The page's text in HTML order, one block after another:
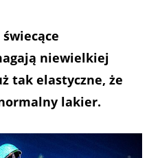
niewielkiej
tak elastyczne, że
lakier.